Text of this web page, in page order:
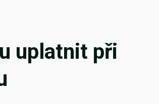
uplatnit při